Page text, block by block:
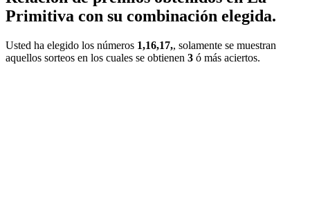
Primitiva con su combinación elegida.
Usted ha elegido los números 1,16,17,, solamente se muestran
aquellos sorteos en los cuales se obtienen 3 ó más aciertos.